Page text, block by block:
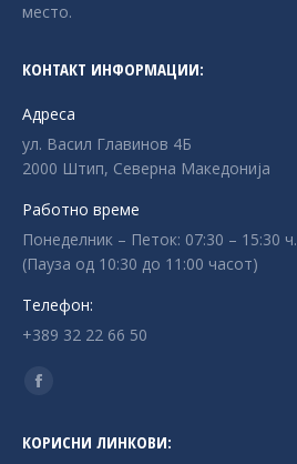
место.
КОНТАКТ ИНФОРМАЦИИ:
Адреса
ул. Васил Главинов 4Б
2000 Штип, Северна Македонија
Работно време
Понеделник – Петок: 07:30 – 15:30 ч.
(Пауза од 10:30 до 11:00 часот)
Телефон:
+389 32 22 66 50
Find us on:
Facebook
opens
КОРИСНИ ЛИНКОВИ: